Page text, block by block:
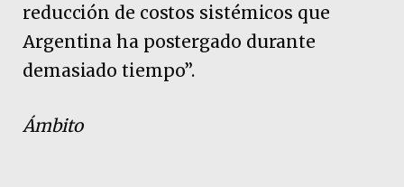
reducción de costos sistémicos que
Argentina ha postergado durante
demasiado tiempo”.
Ámbito